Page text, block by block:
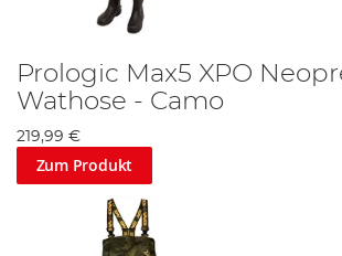
Prologic Max5 XPO
Wathose - Camo
219,99 €
Zum Produkt